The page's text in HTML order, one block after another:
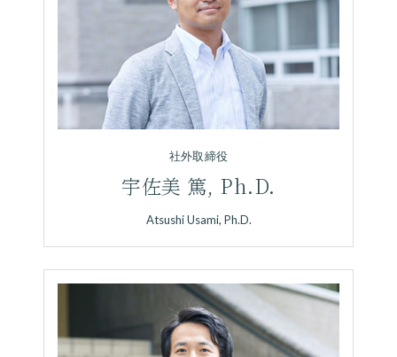
社外取締役
宇佐美 篤, Ph.D.
Atsushi Usami, Ph.D.